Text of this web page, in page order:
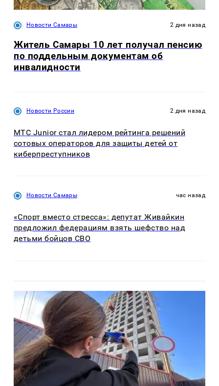
Новости Самары 2 дня назад
Житель Самары 10 лет получал пенсию
по поддельным документам об
инвалидности
Новости России 2 дня назад
МТС Junior стал лидером рейтинга решений
сотовых операторов для защиты детей от
киберпреступников
Новости Самары час назад
«Спорт вместо стресса»: депутат Живайкин
предложил федерациям взять шефство над
детьми бойцов СВО